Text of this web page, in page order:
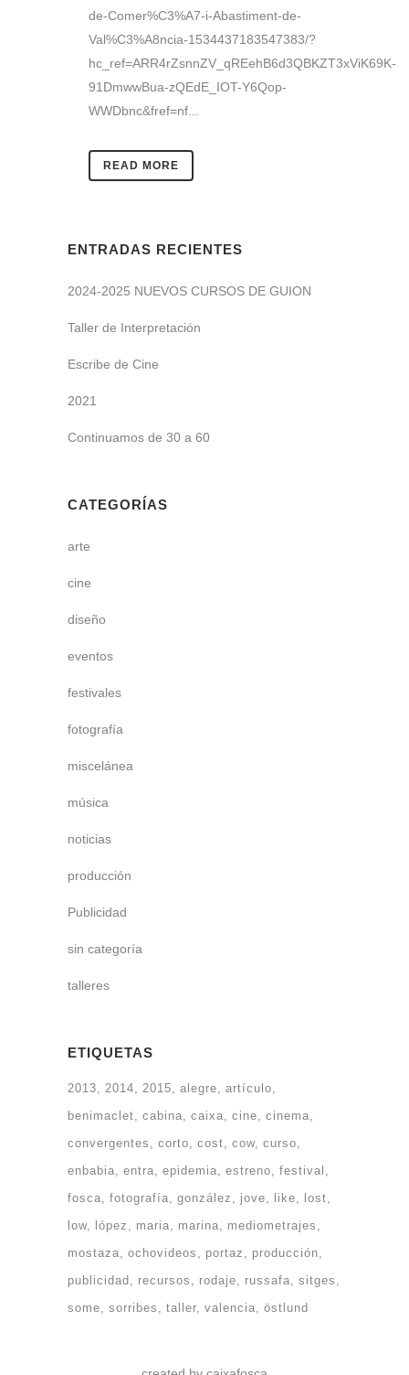
de-Comer%C3%A7-i-Abastiment-de-
Val%C3%A8ncia-1534437183547383/?
hc_ref=ARR4rZsnnZV_qREehB6d3QBKZT3xViK69K-
91DmwwBua-zQEdE_IOT-Y6Qop-
WWDbnc&fref=nf...
READ MORE
ENTRADAS RECIENTES
2024-2025 NUEVOS CURSOS DE GUION
Taller de Interpretación
Escribe de Cine
2021
Continuamos de 30 a 60
CATEGORÍAS
arte
cine
diseño
eventos
festivales
fotografía
miscelánea
música
noticias
producción
Publicidad
sin categoría
talleres
ETIQUETAS
2013 2014 2015 alegre
artículo
benimaclet
cabina caixa cine
cinema
convergentes
corto cost cow curso
enbabia
entra epidemia estreno
festival
fosca
fotografía gonzález jove like
lost
low
lópez maria marina
mediometrajes
mostaza
ochovideos portaz
producción
publicidad
recursos rodaje russafa
sitges
some
sorribes taller valencia östlund